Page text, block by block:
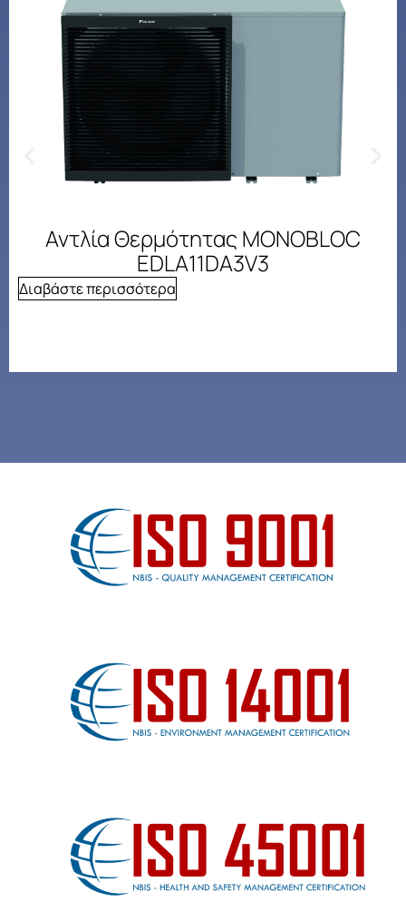
Αντλία Θερμότητας MONOBLOC
EDLA11DA3V3
Διαβάστε περισσότερα